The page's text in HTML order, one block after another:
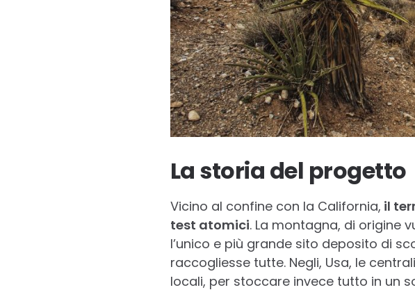
La storia del progetto
Vicino al confine con la California, il
test atomici. La montagna, di origine
l’unico e più grande sito deposito di
raccogliesse tutte. Negli, Usa, le
locali, per stoccare invece tutto in un